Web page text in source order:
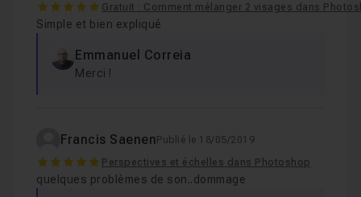
5 Gratuit : Comment mélanger 2 visages dans
Simple et bien expliqué
Emmanuel Correia
Merci !
Francis Saenen Publié le 18/05/2019
5 Perspectives et échelles dans Photoshop
quelques problèmes de son..dommage